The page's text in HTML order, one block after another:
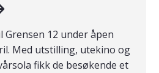
12 under åpen
Med utstilling, utekino og
fikk de besøkende et